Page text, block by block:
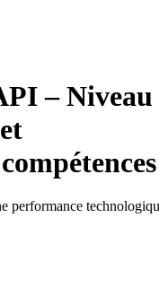
– Niveau
performance